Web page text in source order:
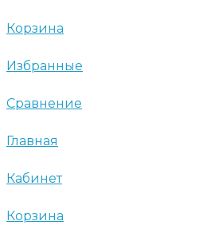
Корзина
Избранные
Сравнение
Главная
Кабинет
Корзина